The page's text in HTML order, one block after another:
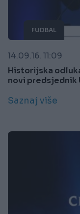
FUDBAL
14.09.16. 11:09
Historijska
novi predsjednik
Saznaj više